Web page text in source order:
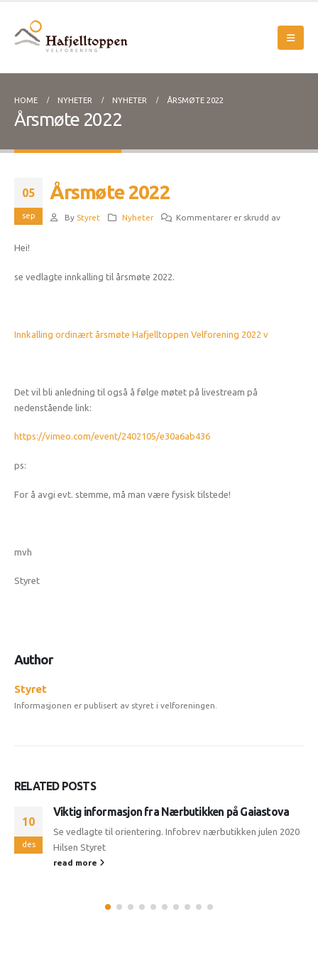
HOME NYHETER NYHETER ÅRSMØTE 2022
Årsmøte 2022
05
sep
Årsmøte 2022
By Styret Nyheter Kommentarer er skrudd avfor
Hei!
se vedlagte innkalling til årsmøte 2022.
Innkalling ordinært årsmøte Hafjelltoppen Velforening 2022 v
Det vil bli anledning til også å følge møtet på livestream på
nedenstående link:
https://vimeo.com/event/2402105/e30a6ab436
ps:
For å avgi evt. stemme, må man være fysisk tilstede!
mvh
Styret
Author
Styret
Informasjonen er publisert av styret i velforeningen.
RELATED POSTS
10
des
Viktig informasjon fra Nærbutikken på Gaiastova
Se vedlagte til orientering. Infobrev nærbutikken julen 2020
Hilsen Styret
read more